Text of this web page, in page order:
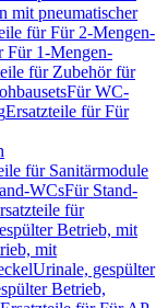
mit pneumatischer
für Für 2-Mengen-
Für 1-Mengen-
für Zubehör für
Für WC-
Ersatzteile für Für
für Sanitärmodule
WCsFür Stand-
für
Betrieb, mit
mit
Urinale, gespülter
Betrieb,